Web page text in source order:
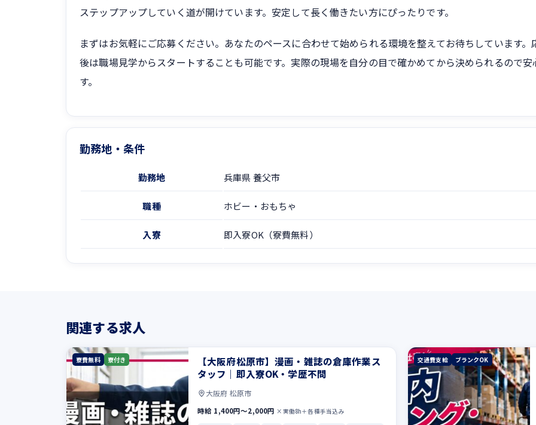
ステップアップしていく道が開けています。安定して長く働きたい方にぴったりです。
まずはお気軽にご応募ください。あなたのペースに合わせて始められる環境を整えてお待ちしています。
後は職場見学からスタートすることも可能です。実際の現場を自分の目で確かめてから決められるので安
す。
勤務地・条件
勤務地 兵庫県 養父市
職種 ホビー・おもちゃ
入寮 即入寮OK（寮費無料）
関連する求人
寮費無料 寮付き
【大阪府松原市】漫画・雑誌の倉庫作業ス
タッフ｜即入寮OK・学歴不問
大阪府 松原市
時給 1,400円〜2,000円 ×実働8h＋各種手当込み
交通費支給 ブランクOK